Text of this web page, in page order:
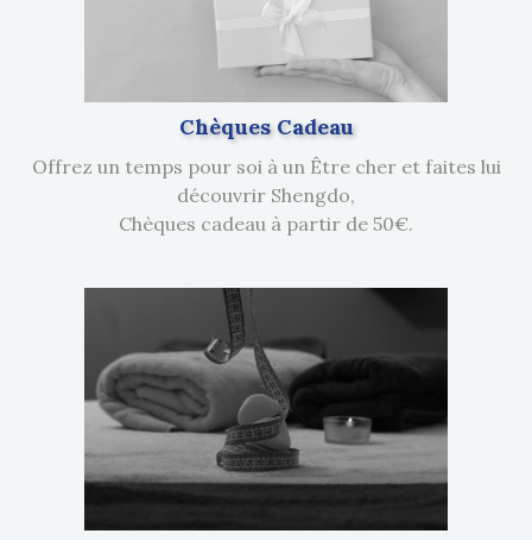
Chèques Cadeau
Offrez un temps pour soi à un Être cher et faites lui
découvrir Shengdo,
Chèques cadeau à partir de 50€.